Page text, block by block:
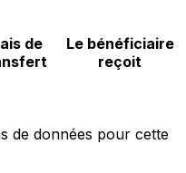
de
Le bénéficiaire
reçoit
de données pour cette